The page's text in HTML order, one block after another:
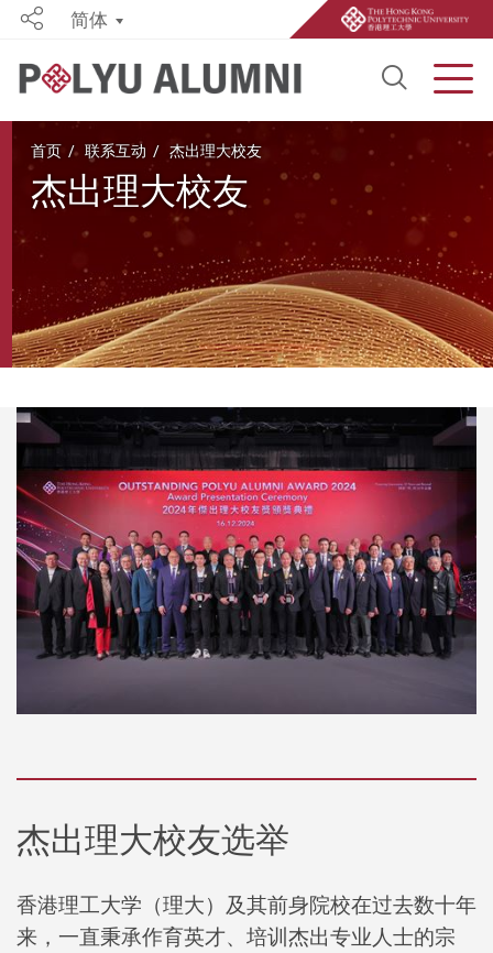
Open
Share简体
Start main content
首页 联系互动 杰出理大校友
杰出理大校友
杰出理大校友选举
香港理工大学（理大）及其前身院校在过去数十年
来，一直秉承作育英才、培训杰出专业人士的宗